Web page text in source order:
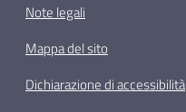
Note legali
Mappa del sito
Dichiarazione di accessibilità